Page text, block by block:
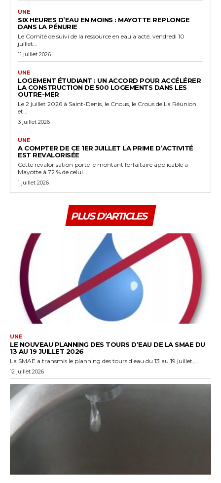
UNE
SIX HEURES D’EAU EN MOINS : MAYOTTE REPLONGE
DANS LA PÉNURIE
Le Comité de suivi de la ressource en eau a acté, vendredi 10
juillet...
11 juillet 2026
UNE
LOGEMENT ÉTUDIANT : UN ACCORD POUR ACCÉLÉRER
LA CONSTRUCTION DE 500 LOGEMENTS DANS LES
OUTRE-MER
Le 2 juillet 2026 à Saint-Denis, le Cnous, le Crous de La Réunion
et...
3 juillet 2026
UNE
A COMPTER DE CE 1ER JUILLET LA PRIME D’ACTIVITÉ
EST REVALORISÉE
Cette revalorisation porte le montant forfaitaire applicable à
Mayotte à 72 % de celui...
1 juillet 2026
PLUS D'ARTICLES
UNE
LE NOUVEAU PLANNING DES TOURS D’EAU DE LA SMAE DU
13 AU 19 JUILLET 2026
La SMAE a transmis le planning des tours d'eau du 13 au 19 juillet,...
12 juillet 2026